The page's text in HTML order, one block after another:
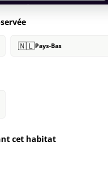
🇳🇱Pays-Bas
cet habitat